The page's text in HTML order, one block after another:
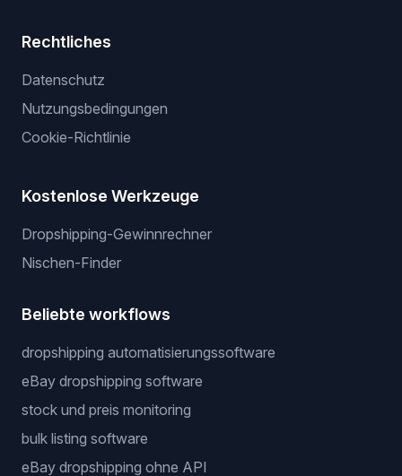
Rechtliches
Datenschutz
Nutzungsbedingungen
Cookie-Richtlinie
Kostenlose Werkzeuge
Dropshipping-Gewinnrechner
Nischen-Finder
Beliebte workflows
dropshipping automatisierungssoftware
eBay dropshipping software
stock und preis monitoring
bulk listing software
eBay dropshipping ohne API